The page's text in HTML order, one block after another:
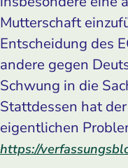
Mutterschaft
Entscheidung des
andere gegen
Schwung in die
Stattdessen hat
eigentlichen
https://